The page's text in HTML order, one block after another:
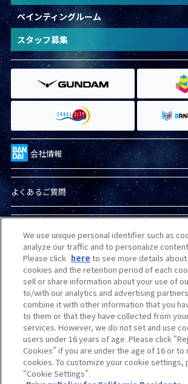
ペインティングルーム
スタッフ募集
会社情報
よくあるご質問
プライバシーオプション
商品（ガンプラ）に関するお問い合わせ
Do Not Sell or Share My Personal Information
カスタマーハラスメントに 対する基本的な対応方針
We use unique personal identifier such as
analyze our traffic and to personalize
Please click here to see more details about
cookies and the retention period of each
sell or share information about your use of
to/with our analytics and advertising
combine it with other information that you
to them or that they have collected from
services. However, we do not set and use
users under 16 years of age. Please click
Cookies” if you are under the age of 16 or to
cookies. To customize your cookie settings,
“Cookie Settings”.